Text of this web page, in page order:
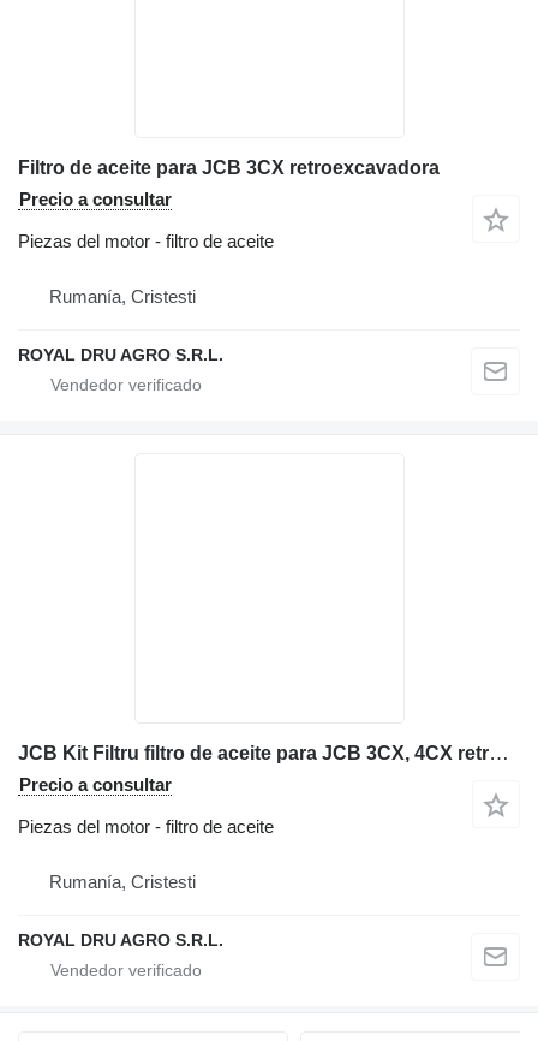
Filtro de aceite para JCB 3CX retroexcavadora
Precio a consultar
Piezas del motor - filtro de aceite
Rumanía, Cristesti
ROYAL DRU AGRO S.R.L.
JCB Kit Filtru filtro de aceite para JCB 3CX, 4CX retroexcavadora
Precio a consultar
Piezas del motor - filtro de aceite
Rumanía, Cristesti
ROYAL DRU AGRO S.R.L.